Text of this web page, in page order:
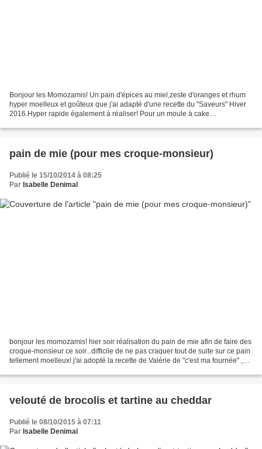
Bonjour les Momozamis! Un pain d'épices au miel,zeste d'oranges et rhum
hyper moelleux et goûteux que j'ai adapté d'une recette du "Saveurs" Hiver
2016.Hyper rapide également à réaliser! Pour un moule à cake
pain de mie (pour mes croque-monsieur)
Publié le 15/10/2014 à 08:25
Par Isabelle Denimal
bonjour les momozamis! hier soir réalisation du pain de mie afin de faire des
croque-monsieur ce soir...difficile de ne pas craquer tout de suite sur ce pain
tellement moelleux! j'ai adopté la recette de Valérie de "c'est ma fournée" ,à
velouté de brocolis et tartine au cheddar
Publié le 08/10/2015 à 07:11
Par Isabelle Denimal